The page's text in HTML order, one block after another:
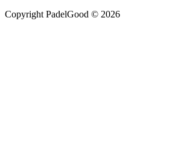
Copyright PadelGood © 2026